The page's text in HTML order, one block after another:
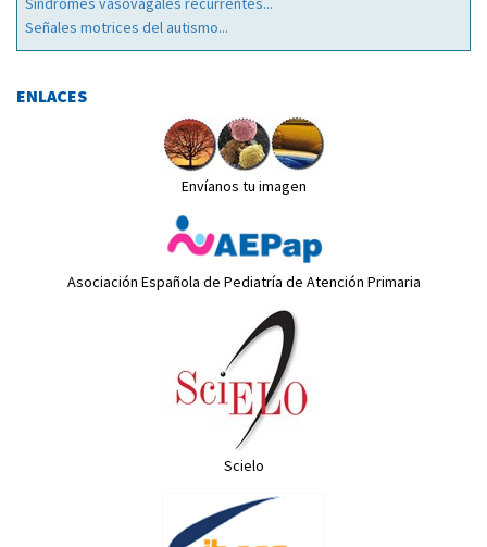
Señales motrices del autismo...
ENLACES
Envíanos tu imagen
Asociación Española de Pediatría de Atención Primaria
Scielo